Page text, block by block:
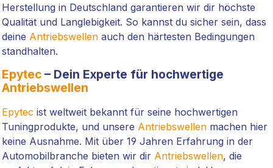
Herstellung in Deutschland garantieren wir dir höchste
Qualität und Langlebigkeit. So kannst du sicher sein, dass
deine Antriebswellenauch den härtesten Bedingungen
standhalten.
Epytec– Dein Experte für hochwertige
Antriebswellen
Epytec ist weltweit bekannt für seine hochwertigen
Tuningprodukte, und unsere Antriebswellenmachen hier
keine Ausnahme. Mit über 19 Jahren Erfahrung in der
Automobilbranche bieten wir dir Antriebswellen, die